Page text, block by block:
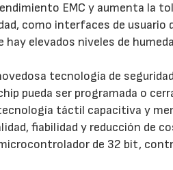
EMC y aumenta la
como interfaces de
elevados niveles de
tecnología de
pueda ser programada o
táctil capacitiva y
fiabilidad y reducción de
de 32 bit,